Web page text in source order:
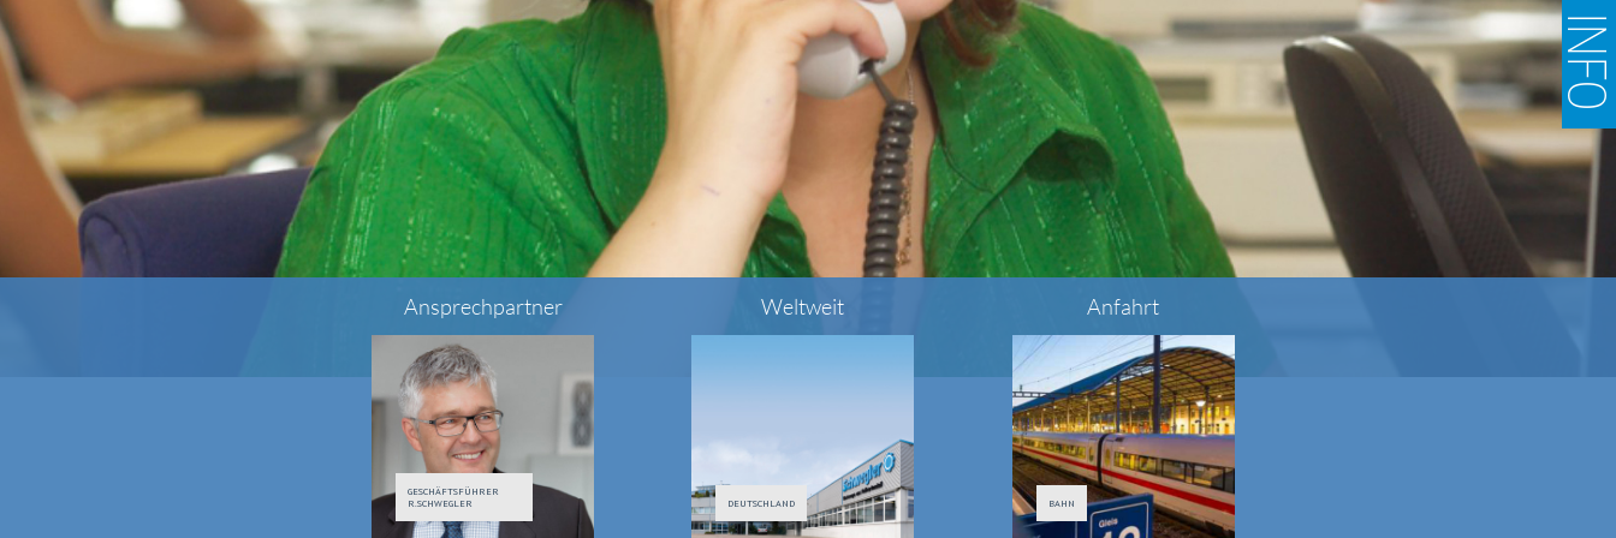
Ansprechpartner
GESCHÄFTSFÜHRER
R.SCHWEGLER
Weltweit
DEUTSCHLAND
Anfahrt
BAHN